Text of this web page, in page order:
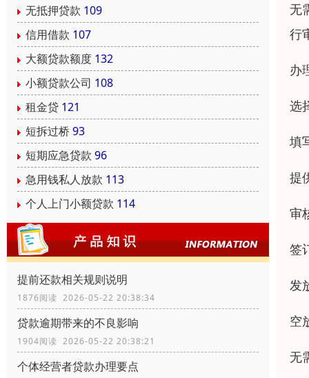
无抵押贷款 109
信用借款 107
大额贷款额度 132
小额贷款公司 108
租金贷 121
短拆过桥 93
短期应急贷款 96
急用钱私人放款 113
个人上门小额贷款 114
提前还款相关规则说明
1876阅读 2026-05-22 20:38:34
贷款逾期带来的不良影响
1904阅读 2026-05-22 20:38:21
个体经营者贷款办理要点
无
行
办
选
填
提
审
签
发
空
无